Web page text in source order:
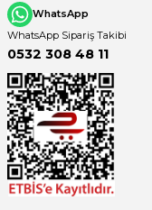
WhatsApp
WhatsApp Sipariş Takibi
0532 308 48 11